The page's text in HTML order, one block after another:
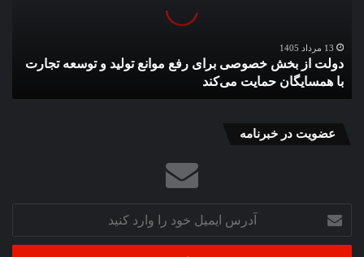
تولید
توسعه
تجارت
همسایگان
13 مرداد 1405
دولت از بخش خصوصی برای رفع موانع تولید و توسعه تجارت
با همسایگان حمایت می‌کند
عضویت در خبرنامه
ایمیل
خود